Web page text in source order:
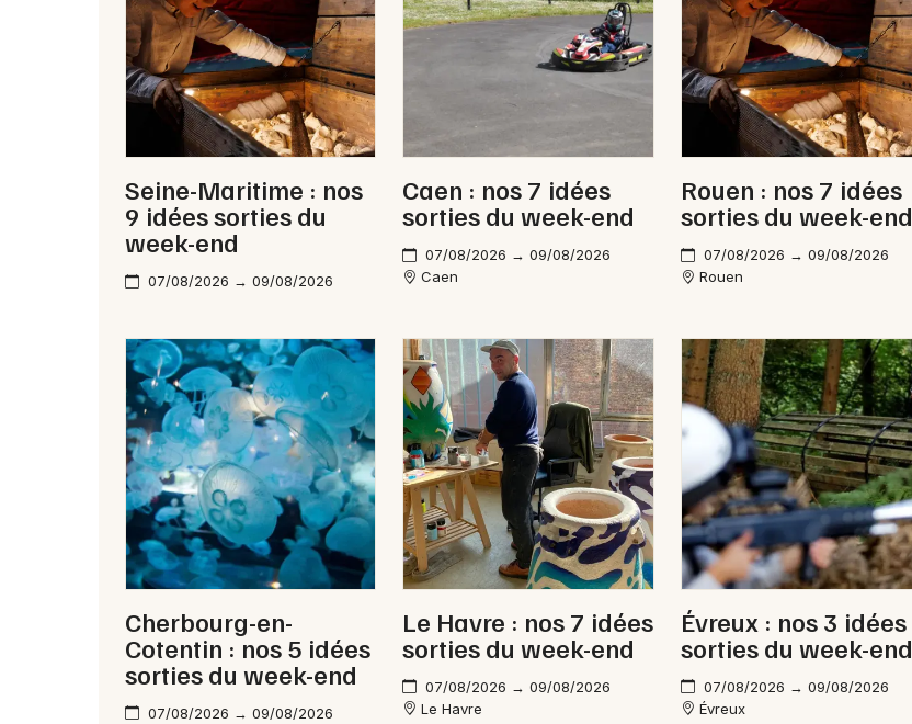
Seine-Maritime : nos
9 idées sorties du
week-end
07/08/2026 → 09/08/2026
Caen : nos 7 idées
sorties du week-end
07/08/2026 → 09/08/2026
Caen
Rouen : nos 7 idées
sorties du week-end
07/08/2026 → 09/08/2026
Rouen
Cherbourg-en-
Cotentin : nos 5 idées
sorties du week-end
07/08/2026 → 09/08/2026
Le Havre : nos 7 idées
sorties du week-end
07/08/2026 → 09/08/2026
Le Havre
Évreux : nos 3 idées
sorties du week-end
07/08/2026 → 09/08/2026
Évreux